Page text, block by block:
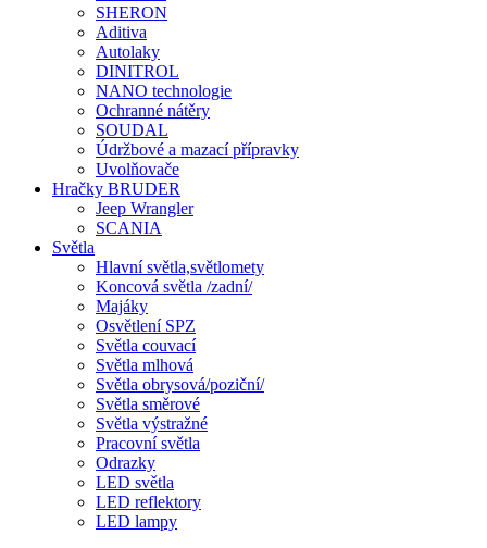
SHERON
Aditiva
Autolaky
DINITROL
NANO technologie
Ochranné nátěry
SOUDAL
Údržbové a mazací přípravky
Uvolňovače
Hračky BRUDER
Jeep Wrangler
SCANIA
Světla
Hlavní světla,světlomety
Koncová světla /zadní/
Majáky
Osvětlení SPZ
Světla couvací
Světla mlhová
Světla obrysová/poziční/
Světla směrové
Světla výstražné
Pracovní světla
Odrazky
LED světla
LED reflektory
LED lampy